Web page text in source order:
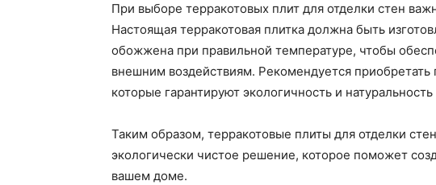
При выборе терракотовых плит для отделки стен
Настоящая терракотовая плитка должна быть
обожжена при правильной температуре, чтобы
внешним воздействиям. Рекомендуется
которые гарантируют экологичность и
Таким образом, терракотовые плиты для отделки
экологически чистое решение, которое поможет
вашем доме.